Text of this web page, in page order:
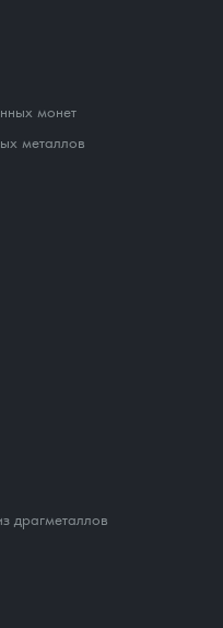
монет
металлов
драгметаллов